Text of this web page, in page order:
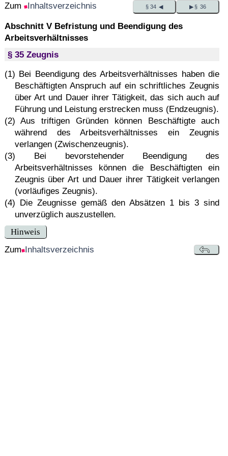
Zum Inhaltsverzeichnis § 34 ◀ ▶ § 36
Abschnitt V Befristung und Beendigung des
Arbeitsverhältnisses
§ 35 Zeugnis
(1) Bei Beendigung des Arbeitsverhältnisses haben die
Beschäftigten Anspruch auf ein schriftliches Zeugnis
über Art und Dauer ihrer Tätigkeit, das sich auch auf
Führung und Leistung erstrecken muss (Endzeugnis).
(2) Aus triftigen Gründen können Beschäftigte auch
während des Arbeitsverhältnisses ein Zeugnis
verlangen (Zwischenzeugnis).
(3) Bei bevorstehender Beendigung des
Arbeitsverhältnisses können die Beschäftigten ein
Zeugnis über Art und Dauer ihrer Tätigkeit verlangen
(vorläufiges Zeugnis).
(4) Die Zeugnisse gemäß den Absätzen 1 bis 3 sind
unverzüglich auszustellen.
Hinweis
Zum Inhaltsverzeichnis